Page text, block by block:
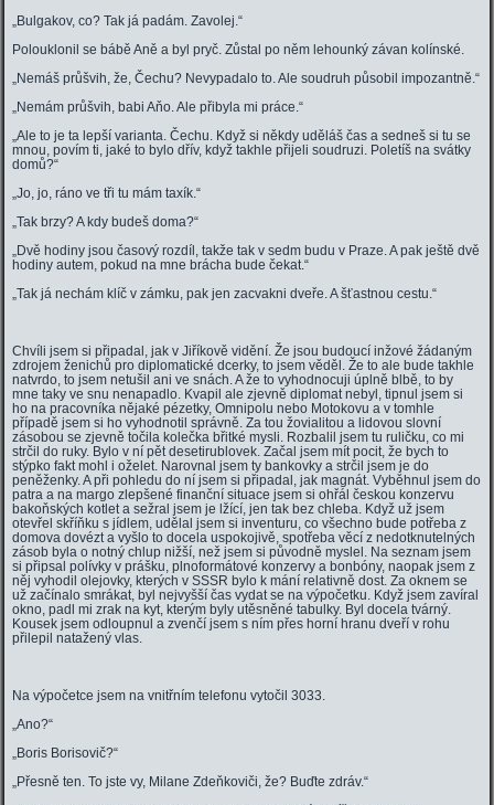
„Bulgakov, co? Tak já padám. Zavolej.“
Polouklonil se bábě Aně a byl pryč. Zůstal po něm lehounký závan kolínské.
„Nemáš průšvih, že, Čechu? Nevypadalo to. Ale soudruh působil impozantně.“
„Nemám průšvih, babi Aňo. Ale přibyla mi práce.“
„Ale to je ta lepší varianta. Čechu. Když si někdy uděláš čas a sedneš si tu se
mnou, povím ti, jaké to bylo dřív, když takhle přijeli soudruzi. Poletíš na svátky
domů?“
„Jo, jo, ráno ve tři tu mám taxík.“
„Tak brzy? A kdy budeš doma?“
„Dvě hodiny jsou časový rozdíl, takže tak v sedm budu v Praze. A pak ještě dvě
hodiny autem, pokud na mne brácha bude čekat.“
„Tak já nechám klíč v zámku, pak jen zacvakni dveře. A šťastnou cestu.“
Chvíli jsem si připadal, jak v Jiříkově vidění. Že jsou budoucí inžové žádaným
zdrojem ženichů pro diplomatické dcerky, to jsem věděl. Že to ale bude takhle
natvrdo, to jsem netušil ani ve snách. A že to vyhodnocuji úplně blbě, to by
mne taky ve snu nenapadlo. Kvapil ale zjevně diplomat nebyl, tipnul jsem si
ho na pracovníka nějaké pézetky, Omnipolu nebo Motokovu a v tomhle
případě jsem si ho vyhodnotil správně. Za tou žovialitou a lidovou slovní
zásobou se zjevně točila kolečka břitké mysli. Rozbalil jsem tu ruličku, co mi
strčil do ruky. Bylo v ní pět desetirublovek. Začal jsem mít pocit, že bych to
stýpko fakt mohl i oželet. Narovnal jsem ty bankovky a strčil jsem je do
peněženky. A při pohledu do ní jsem si připadal, jak magnát. Vyběhnul jsem do
patra a na margo zlepšené finanční situace jsem si ohřál českou konzervu
bakoňských kotlet a sežral jsem je lžící, jen tak bez chleba. Když už jsem
otevřel skříňku s jídlem, udělal jsem si inventuru, co všechno bude potřeba z
domova dovézt a vyšlo to docela uspokojivě, spotřeba věcí z nedotknutelných
zásob byla o notný chlup nižší, než jsem si původně myslel. Na seznam jsem
si připsal polívky v prášku, plnoformátové konzervy a bonbóny, naopak jsem z
něj vyhodil olejovky, kterých v SSSR bylo k mání relativně dost. Za oknem se
už začínalo smrákat, byl nejvyšší čas vydat se na výpočetku. Když jsem zavíral
okno, padl mi zrak na kyt, kterým byly utěsněné tabulky. Byl docela tvárný.
Kousek jsem odloupnul a zvenčí jsem s ním přes horní hranu dveří v rohu
přilepil natažený vlas.
Na výpočetce jsem na vnitřním telefonu vytočil 3033.
„Ano?“
„Boris Borisovič?“
„Přesně ten. To jste vy, Milane Zdeňkoviči, že? Buďte zdráv.“